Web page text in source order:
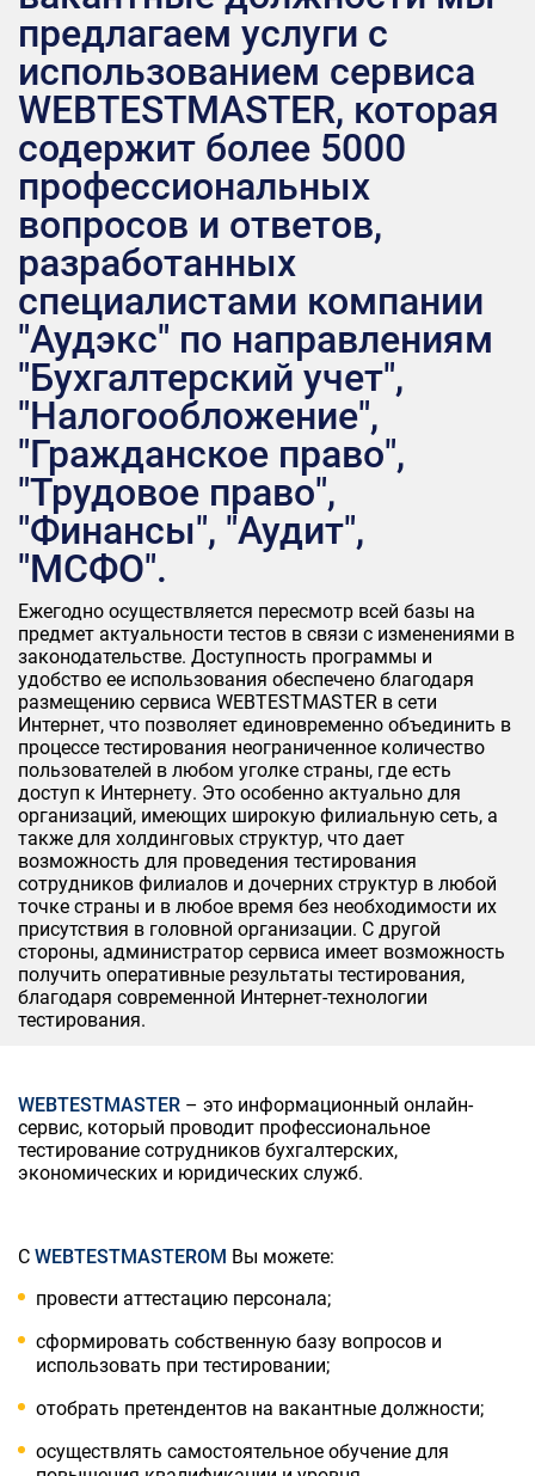
предлагаем услуги с
использованием сервиса
WEBTESTMASTER, которая
содержит более 5000
профессиональных
вопросов и ответов,
разработанных
специалистами компании
"Аудэкс" по направлениям
"Бухгалтерский учет",
"Налогообложение",
"Гражданское право",
"Трудовое право",
"Финансы", "Аудит",
"МСФО".
Ежегодно осуществляется пересмотр всей базы на
предмет актуальности тестов в связи с изменениями в
законодательстве. Доступность программы и
удобство ее использования обеспечено благодаря
размещению сервиса WEBTESTMASTER в сети
Интернет, что позволяет единовременно объединить в
процессе тестирования неограниченное количество
пользователей в любом уголке страны, где есть
доступ к Интернету. Это особенно актуально для
организаций, имеющих широкую филиальную сеть, а
также для холдинговых структур, что дает
возможность для проведения тестирования
сотрудников филиалов и дочерних структур в любой
точке страны и в любое время без необходимости их
присутствия в головной организации. С другой
стороны, администратор сервиса имеет возможность
получить оперативные результаты тестирования,
благодаря современной Интернет-технологии
тестирования.
WEBTESTMASTER – это информационный онлайн-
сервис, который проводит профессиональное
тестирование сотрудников бухгалтерских,
экономических и юридических служб.
С WEBTESTMASTEROM Вы можете:
провести аттестацию персонала;
сформировать собственную базу вопросов и
использовать при тестировании;
отобрать претендентов на вакантные должности;
осуществлять самостоятельное обучение для